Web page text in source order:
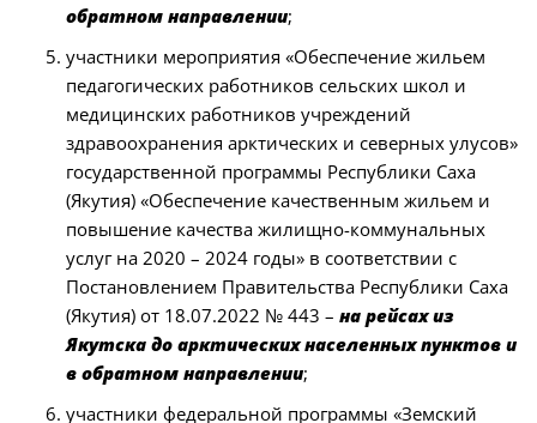
обратном направлении;
участники мероприятия «Обеспечение жильем
педагогических работников сельских школ и
медицинских работников учреждений
здравоохранения арктических и северных улусов»
государственной программы Республики Саха
(Якутия) «Обеспечение качественным жильем и
повышение качества жилищно-коммунальных
услуг на 2020 – 2024 годы» в соответствии с
Постановлением Правительства Республики Саха
(Якутия) от 18.07.2022 № 443 – на рейсах из
Якутска до арктических населенных пунктов и
в обратном направлении;
участники федеральной программы «Земский